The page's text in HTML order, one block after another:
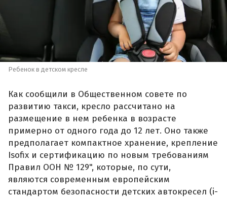
Ребенок в детском кресле
Как сообщили в Общественном совете по
развитию такси, кресло рассчитано на
размещение в нем ребенка в возрасте
примерно от одного года до 12 лет. Оно также
предполагает компактное хранение, крепление
Isofix и сертификацию по новым требованиям
Правил ООН № 129", которые, по сути,
являются современным европейским
стандартом безопасности детских автокресел (i-